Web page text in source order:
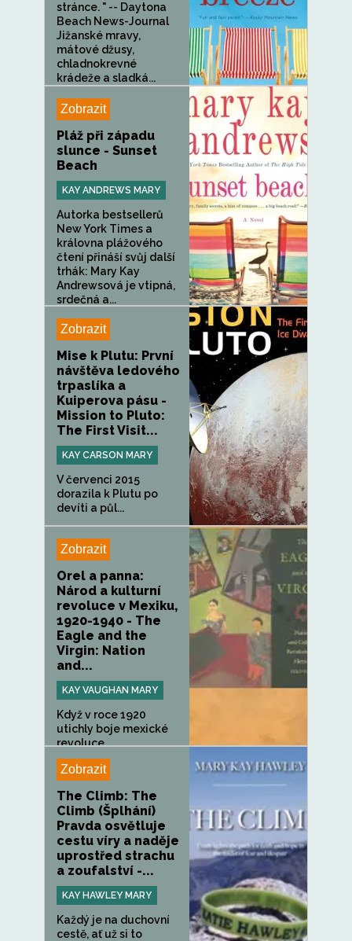
stránce. " -- Daytona
Beach News-Journal
Jižanské mravy,
mátové džusy,
chladnokrevné
krádeže a sladká...
Zobrazit
Pláž při západu
slunce - Sunset
Beach
KAY ANDREWS MARY
Autorka bestsellerů
New York Times a
královna plážového
čtení přináší svůj další
trhák: Mary Kay
Andrewsová je vtipná,
srdečná a...
Zobrazit
Mise k Plutu: První
návštěva ledového
trpaslíka a
Kuiperova pásu -
Mission to Pluto:
The First Visit...
KAY CARSON MARY
V červenci 2015
dorazila k Plutu po
devíti a půl...
Zobrazit
Orel a panna:
Národ a kulturní
revoluce v Mexiku,
1920-1940 - The
Eagle and the
Virgin: Nation
and...
KAY VAUGHAN MARY
Když v roce 1920
utichly boje mexické
revoluce,...
Zobrazit
The Climb: The
Climb (Šplhání)
Pravda osvětluje
cestu víry a naděje
uprostřed strachu
a zoufalství -...
KAY HAWLEY MARY
Každý je na duchovní
cestě, ať už si to